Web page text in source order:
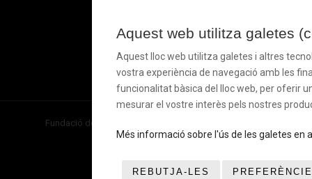
Principal
Casals i
Campus
Xarxes
Socials
Política
de
Cookies
933 966
620
Fundació del Bàsquet Català. Tots els drets reservats ©
Aquest web utilitza galetes
Aquest lloc web utilitza galetes i altres
vostra experiència de navegació amb les
funcionalitat bàsica del lloc web, per oferir
mesurar el vostre interès pels nostres
Més informació sobre l'ús de les galetes en
REBUTJA-LES